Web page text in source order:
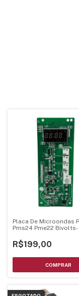
Placa De Microondas
Pms24 Pme22 Bivolts-
R$199,00